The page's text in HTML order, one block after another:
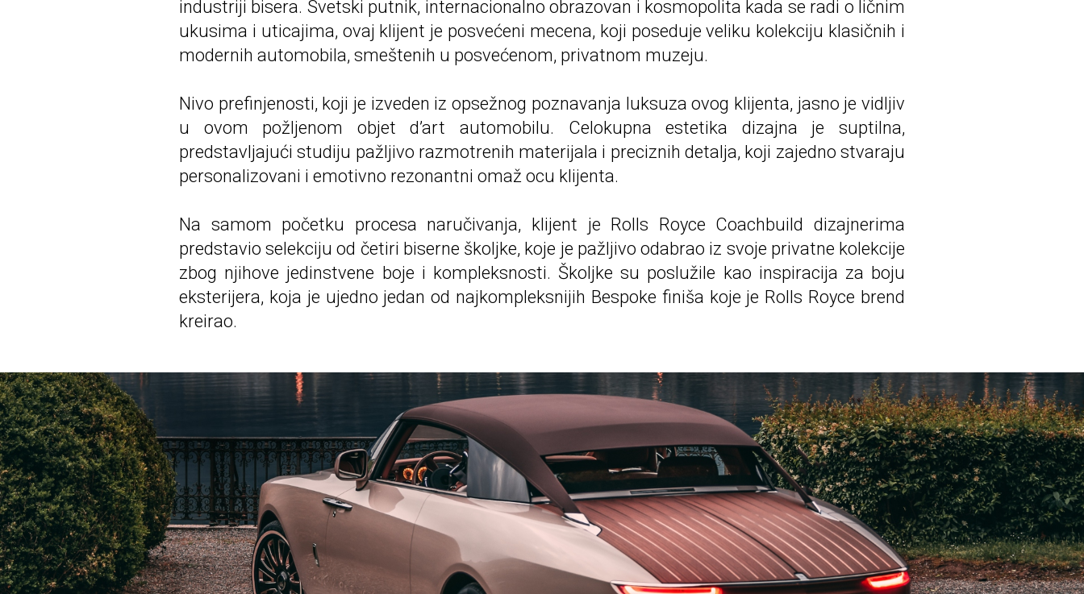
industriji bisera. Svetski putnik, internacionalno obrazovan i kosmopolita kada se radi o ličnim
ukusima i uticajima, ovaj klijent je posvećeni mecena, koji poseduje veliku kolekciju klasičnih i
modernih automobila, smeštenih u posvećenom, privatnom muzeju.
Nivo prefinjenosti, koji je izveden iz opsežnog poznavanja luksuza ovog klijenta, jasno je vidljiv
u ovom požljenom objet d’art automobilu. Celokupna estetika dizajna je suptilna,
predstavljajući studiju pažljivo razmotrenih materijala i preciznih detalja, koji zajedno stvaraju
personalizovani i emotivno rezonantni omaž ocu klijenta.
Na samom početku procesa naručivanja, klijent je Rolls Royce Coachbuild dizajnerima
predstavio selekciju od četiri biserne školjke, koje je pažljivo odabrao iz svoje privatne kolekcije
zbog njihove jedinstvene boje i kompleksnosti. Školjke su poslužile kao inspiracija za boju
eksterijera, koja je ujedno jedan od najkompleksnijih Bespoke finiša koje je Rolls Royce brend
kreirao.